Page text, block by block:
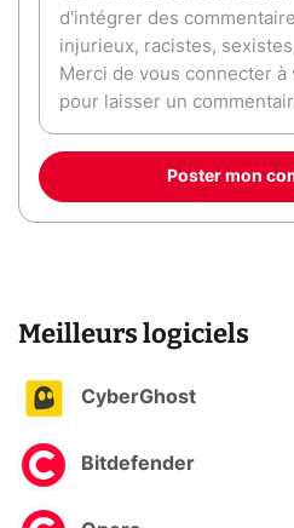
Poster mon
Meilleurs logiciels
CyberGhost
Bitdefender